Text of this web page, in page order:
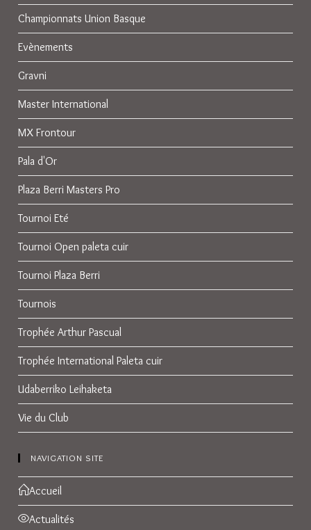
Championnats Union Basque
Evènements
Gravni
Master International
MX Frontour
Pala d'Or
Plaza Berri Masters Pro
Tournoi Eté
Tournoi Open paleta cuir
Tournoi Plaza Berri
Tournois
Trophée Arthur Pascual
Trophée International Paleta cuir
Udaberriko Leihaketa
Vie du Club
NAVIGATION SITE
Accueil
Actualités